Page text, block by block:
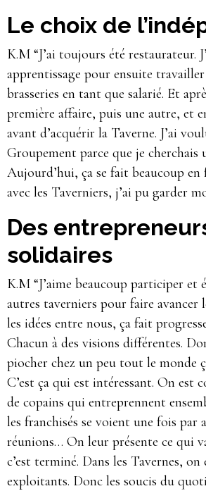
Le choix de
K.M “J’ai toujours été restaurateur.
apprentissage pour ensuite
brasseries en tant que salarié. Et
première affaire, puis une autre, et
avant d’acquérir la Taverne. J’ai
Groupement parce que je cherchais
Aujourd’hui, ça se fait beaucoup en
avec les Taverniers, j’ai pu garder
Des
solidaires
K.M “J’aime beaucoup participer et
autres taverniers pour faire avancer
les idées entre nous, ça fait
Chacun à des visions différentes.
piocher chez un peu tout le monde
C’est ça qui est intéressant. On est
de copains qui entreprennent
les franchisés se voient une fois par
réunions… On leur présente ce qui
c’est terminé. Dans les Tavernes, on
exploitants. Donc les soucis du